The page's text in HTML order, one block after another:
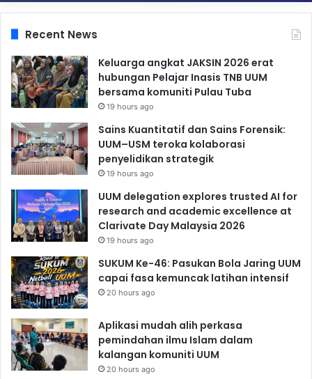
Recent News
Keluarga angkat JAKSIN 2026 erat
hubungan Pelajar Inasis TNB UUM
bersama komuniti Pulau Tuba
19 hours ago
Sains Kuantitatif dan Sains Forensik:
UUM–USM teroka kolaborasi
penyelidikan strategik
19 hours ago
UUM delegation explores trusted AI for
research and academic excellence at
Clarivate Day Malaysia 2026
19 hours ago
SUKUM Ke-46: Pasukan Bola Jaring UUM
capai fasa kemuncak latihan intensif
20 hours ago
Aplikasi mudah alih perkasa
pemindahan ilmu Islam dalam
kalangan komuniti UUM
20 hours ago